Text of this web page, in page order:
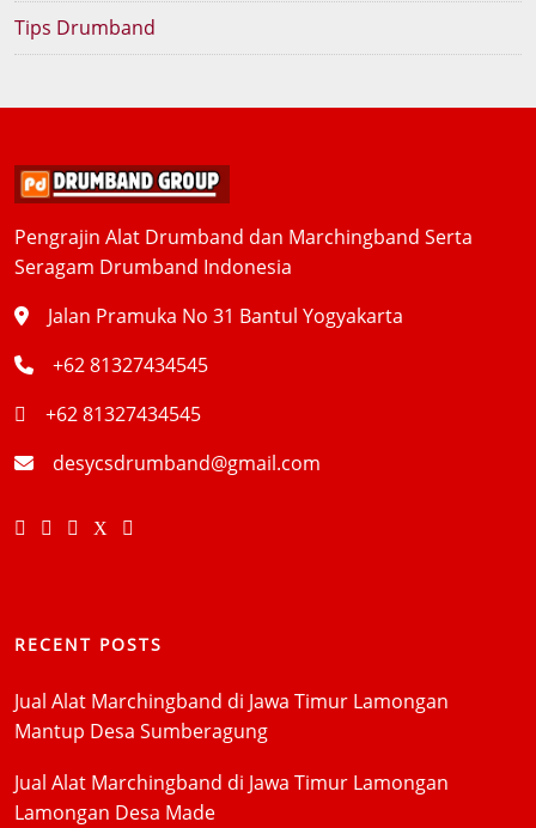
Tips Drumband
Pengrajin Alat Drumband dan Marchingband Serta
Seragam Drumband Indonesia
Jalan Pramuka No 31 Bantul Yogyakarta
+62 81327434545
+62 81327434545
desycsdrumband@gmail.com
RECENT POSTS
Jual Alat Marchingband di Jawa Timur Lamongan
Mantup Desa Sumberagung
Jual Alat Marchingband di Jawa Timur Lamongan
Lamongan Desa Made